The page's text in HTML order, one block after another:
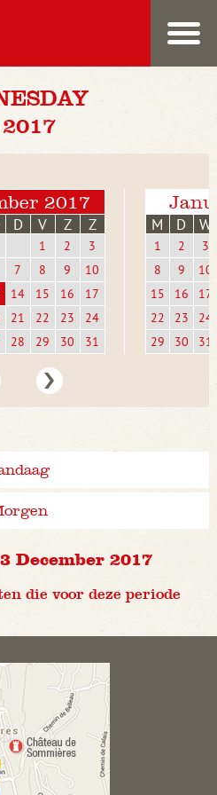
2017
D V Z Z
1 2
3
7 8 9
10
14 15 16
17
21 22 23
24
28 29 30 31
M D W
1 2
3
8
9
10
15
16
17
22
23
24
29
30 31
December 2017
die voor deze periode